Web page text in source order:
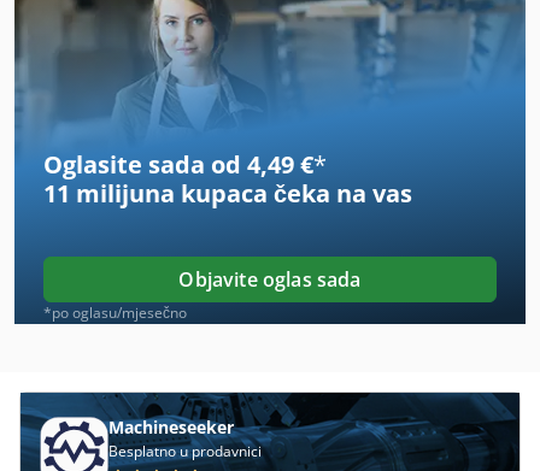
Femi
Fetzer
Furnir Fuegemaschine
Fuw
Hmelj
Kamin
Maweg
Mcfv
Oglasite sada od 4,49 €*
11 milijuna kupaca čeka na vas
Objavite oglas sada
*po oglasu/mjesečno
Machineseeker
Besplatno u prodavnici